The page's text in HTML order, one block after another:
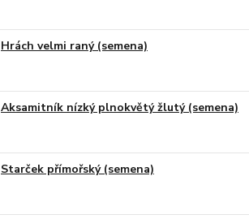
Hrách velmi raný (semena)
Aksamitník nízký plnokvětý žlutý (semena)
Starček přímořský (semena)